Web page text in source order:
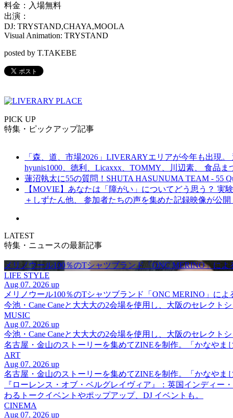
料金：入場無料
出演：
DJ: TRYSTAND,CHAYA,MOOLA
Visual Animation: TRYSTAND
posted by T.TAKEBE
PICK UP
特集・ピックアップ記事
「森、道、市場2026」LIVERARYエリアが今年も出現
hyunis1000、徳利、Licaxxx、TOMMY、川辺素、 食品
蓮沼執太に55の質問！SHUTA HASUNUMA TEAM - 55
【MOVIE】あなたは「障がい」についてどう思う？ 実
＋しずたん他、 参加者たちの声を集めた記録映像が公開
LATEST
特集・ニュースの最新記事
メリノウール100％のTシャツブランド「ONC MERINO」に
LIFE STYLE
Aug 07. 2026 up
メリノウール100％のTシャツブランド「ONC MERINO」に
今池・Cane Caneと大大大の2会場を使用し、大阪のセレクト
MUSIC
Aug 07. 2026 up
今池・Cane Caneと大大大の2会場を使用し、大阪のセレクト
名古屋・金山のストーリーを集めてZINEを制作。「かなやま
ART
Aug 07. 2026 up
名古屋・金山のストーリーを集めてZINEを制作。「かなやま
『ローレンス・オブ・ベルグレイヴィア』：英国インディ
わるトークイベントやポップアップ、DJ イベントも。
CINEMA
Aug 07. 2026 up